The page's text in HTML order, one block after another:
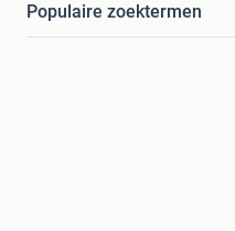
Populaire zoektermen